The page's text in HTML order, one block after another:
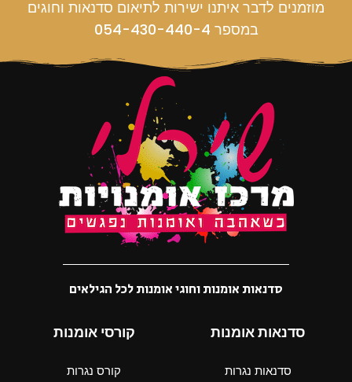
מוזמנים לדבר איתנו ישירות לתיאום סדנאות וחוגים
במספר 054-430-440-4
סדנאות אומנות וחוגי אומנות לכל הגילאים
סדנאות אומנות
סדנאות נגרות
קורסי אומנות
קורס נגרות